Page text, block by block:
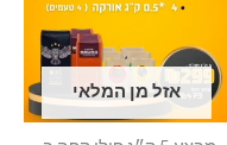
אזל מן המלאי